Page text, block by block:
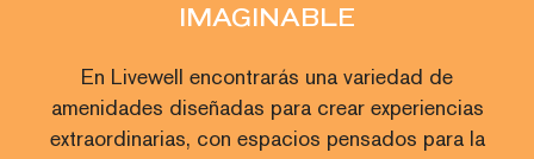
MODELO C5
Área total
172.85 m² + 5.40 m² de terraza
IMAGINABLE
En Livewell encontrarás una variedad de
amenidades diseñadas para crear experiencias
extraordinarias, con espacios pensados para la